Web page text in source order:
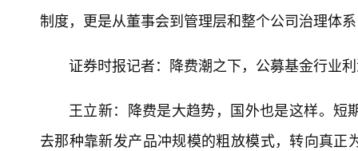
制度，更是从董事会到管理层和整个公司治理体
证券时报记者：降费潮之下，公募基金行业
王立新：降费是大趋势，国外也是这样。
去那种靠新发产品冲规模的粗放模式，转向真